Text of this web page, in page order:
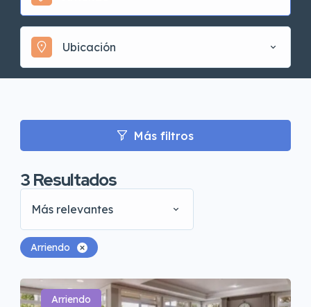
Ubicación
Más filtros
3Resultados
Más relevantes
Arriendo
Arriendo